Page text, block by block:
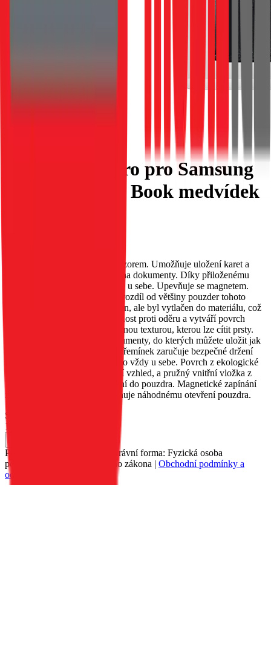
Flipové pouzdro pro Samsung
A26 5G Mezzo Book medvídek
Pouzdro MEZZO s reliéfním vzorem. Umožňuje uložení karet a
bankovek; má speciální kapsy na dokumenty. Díky přiloženému
řemínku jej můžete mít neustále u sebe. Upevňuje se magnetem.
Vzor na pouzdru MEZZO, na rozdíl od většiny pouzder tohoto
typu, nebyl malován ani vytištěn, ale byl vytlačen do materiálu, což
zajišťuje jeho trvanlivost, odolnost proti oděru a vytváří povrch
pouzdra s jemnou, nerovnoměrnou texturou, kterou lze cítit prsty.
Pouzdro má dvě kapsy na dokumenty, do kterých můžete uložit jak
karty, tak bankovky. Přiložený řemínek zaručuje bezpečné držení
pouzdra a umožňuje vám mít ho vždy u sebe. Povrch z ekologické
kůže dodává pouzdru elegantní vzhled, a pružný vnitřní vložka z
TPU usnadňuje vložení zařízení do pouzdra. Magnetické zapínání
zajišťuje pevné držení a zabraňuje náhodnému otevření pouzdra.
Skladem 41 ks u dodavatele
199 Kč
Petr Matyáš, IČ: 00705331, Právní forma: Fyzická osoba
podnikající dle živnostenského zákona | Obchodní podmínky a
ochrana osobních údajů